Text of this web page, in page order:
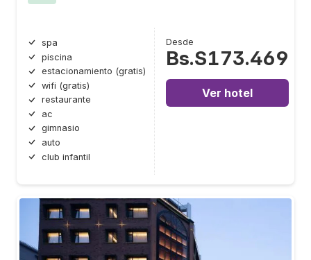
spa
piscina
estacionamiento (gratis)
wifi (gratis)
restaurante
ac
gimnasio
auto
club infantil
Desde
Bs.S173.469
Ver hotel